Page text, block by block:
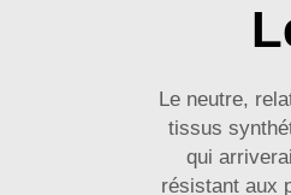
Le neutre,
tissus
qui
résistant aux